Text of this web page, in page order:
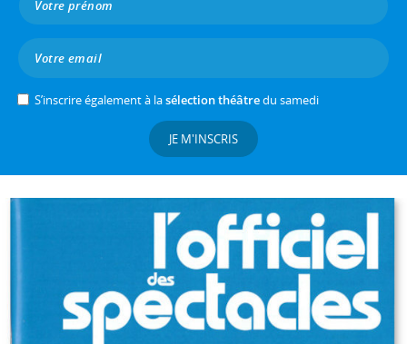
S’inscrire également à lasélection théâtredu samedi
JE M'INSCRIS